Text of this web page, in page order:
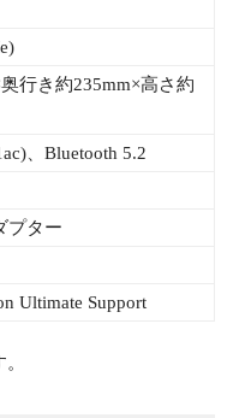
行き約235mm×高さ約
、Bluetooth 5.2
プター
Ultimate Support